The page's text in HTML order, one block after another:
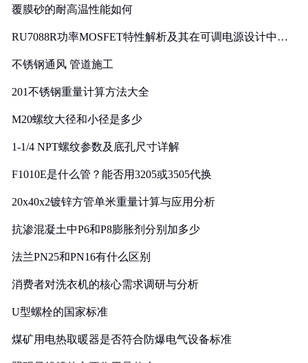
覆膜砂的耐高温性能如何
RU7088R功率MOSFET特性解析及其在可调电源设计中的
不锈钢通风 管道施工
201不锈钢重量计算方法大全
M20螺纹大径和小径是多少
1-1/4 NPT螺纹参数及底孔尺寸详解
F1010E是什么管？能否用3205或3505代换
20x40x2镀锌方管单米重量计算与应用分析
抗渗混凝土中P6和P8膨胀剂分别加多少
法兰PN25和PN16有什么区别
消费者对洗衣机的核心需求调研与分析
U型螺栓的国家标准
煤矿用电热取暖器是否符合防爆电气设备标准